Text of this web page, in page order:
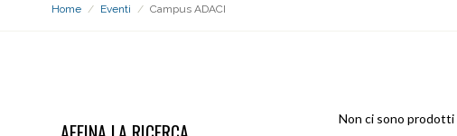
Home / Eventi / Campus ADACI
Non ci sono prodotti